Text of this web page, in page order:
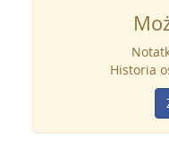
Historia